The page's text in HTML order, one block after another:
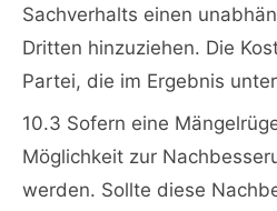
Sachverhalts einen
Dritten hinzuziehen. Die
Partei, die im Ergebnis
10.3 Sofern eine
Möglichkeit zur
werden. Sollte diese